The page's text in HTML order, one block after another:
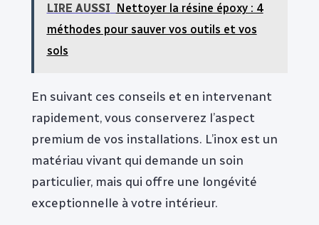
LIRE AUSSI Nettoyer la résine époxy : 4
méthodes pour sauver vos outils et vos
sols
En suivant ces conseils et en intervenant
rapidement, vous conserverez l’aspect
premium de vos installations. L’inox est un
matériau vivant qui demande un soin
particulier, mais qui offre une longévité
exceptionnelle à votre intérieur.